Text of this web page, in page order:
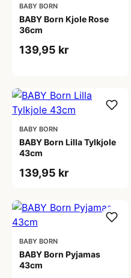
BABY BORN
BABY Born Kjole Rose
36cm
139,95 kr
BABY BORN
BABY Born Lilla Tylkjole
43cm
139,95 kr
BABY BORN
BABY Born Pyjamas
43cm